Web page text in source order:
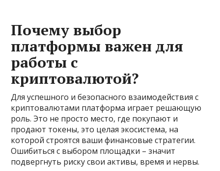
Почему выбор
платформы важен для
работы с
криптовалютой?
Для успешного и безопасного взаимодействия с
криптовалютами платформа играет решающую
роль. Это не просто место, где покупают и
продают токены, это целая экосистема, на
которой строятся ваши финансовые стратегии.
Ошибиться с выбором площадки – значит
подвергнуть риску свои активы, время и нервы.